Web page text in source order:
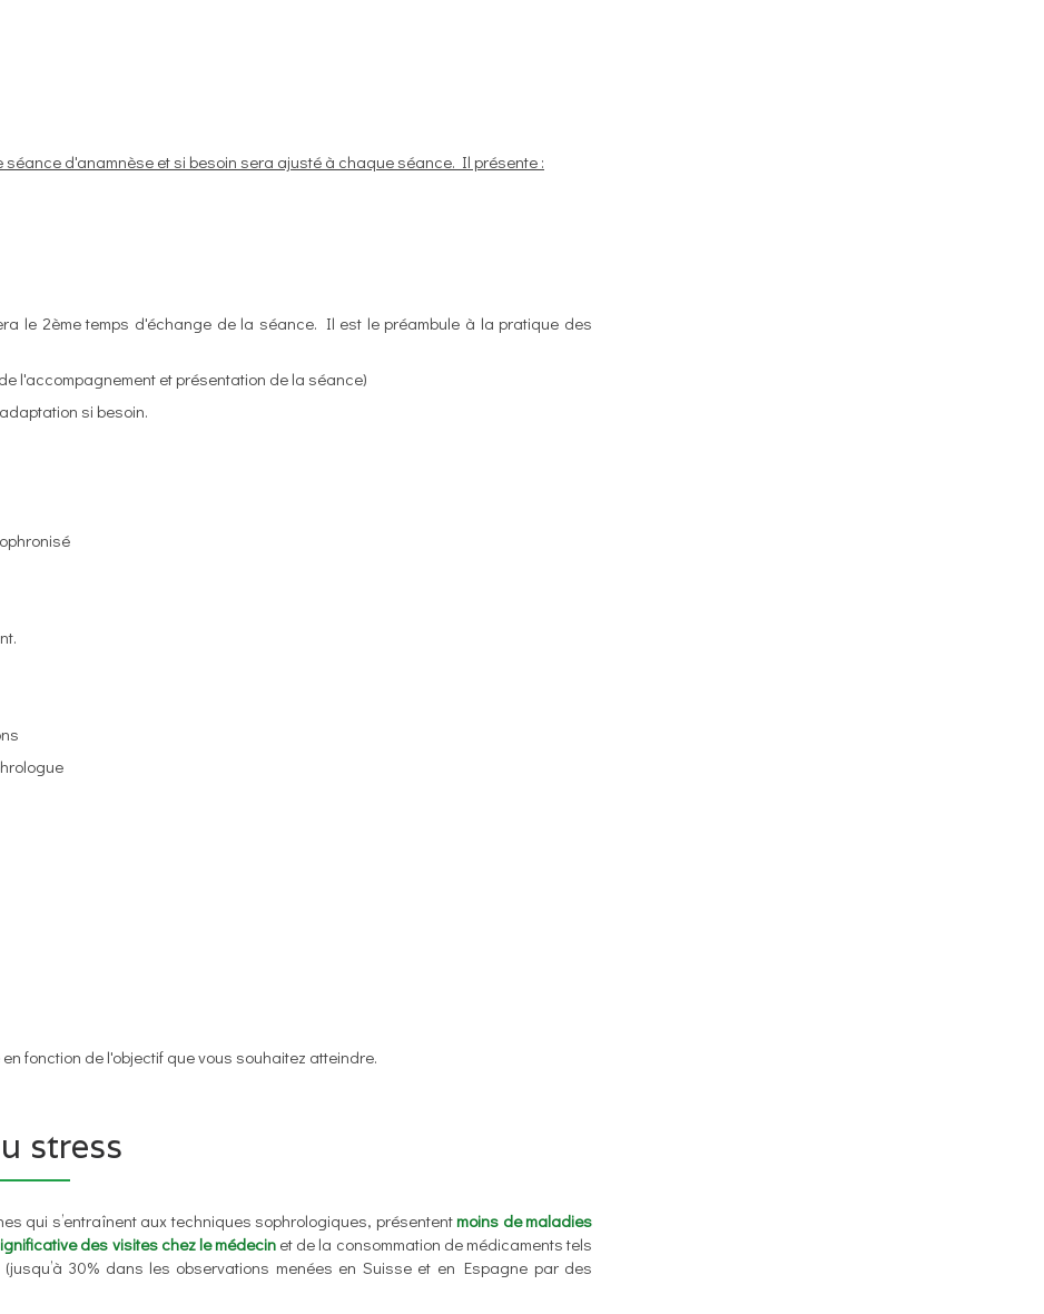
d'anamnèse et si besoin sera ajusté à chaque séance. Il présente :
le 2ème temps d'échange de la séance. Il est le préambule à la pratique des
l'accompagnement et présentation de la séance)
si besoin.
fonction de l'objectif que vous souhaitez atteindre.
stress
qui s’entraînent aux techniques sophrologiques, présentent moins de maladies
des visites chez le médecin et de la consommation de médicaments tels
30% dans les observations menées en Suisse et en Espagne par des